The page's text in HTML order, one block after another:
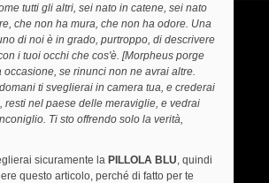
tutti gli altri, sei nato in catene, sei nato
che non ha mura, che non ha odore. Una
di noi è in grado, purtroppo, di descrivere
i tuoi occhi che cos'è. [Morpheus porge
se rinunci non ne avrai altre.
ti sveglierai in camera tua, e crederai
resti nel paese delle meraviglie, e vedrai
Ti sto offrendo solo la verità,
sicuramente la PILLOLA BLU, quindi
questo articolo, perché di fatto per te